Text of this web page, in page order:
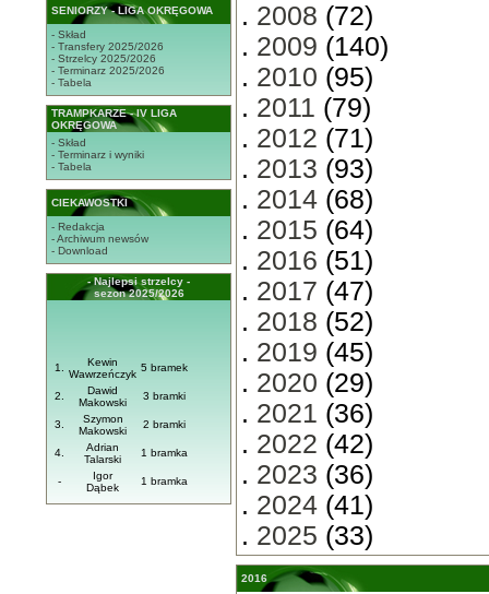
SENIORZY - LIGA OKRĘGOWA
- Skład
- Transfery 2025/2026
- Strzelcy 2025/2026
- Terminarz 2025/2026
- Tabela
TRAMPKARZE - IV LIGA
OKRĘGOWA
- Skład
- Terminarz i wyniki
- Tabela
CIEKAWOSTKI
- Redakcja
- Archiwum newsów
- Download
- Najlepsi strzelcy -
sezon 2025/2026
1.
Kewin
Wawrzeńczyk
5 bramek
2.
Dawid
Makowski
3 bramki
3.
Szymon
Makowski
2 bramki
4.
Adrian
Talarski
1 bramka
-
Igor
Dąbek
1 bramka
. 2008 (72)
. 2009 (140)
. 2010 (95)
. 2011 (79)
. 2012 (71)
. 2013 (93)
. 2014 (68)
. 2015 (64)
. 2016 (51)
. 2017 (47)
. 2018 (52)
. 2019 (45)
. 2020 (29)
. 2021 (36)
. 2022 (42)
. 2023 (36)
. 2024 (41)
. 2025 (33)
2016